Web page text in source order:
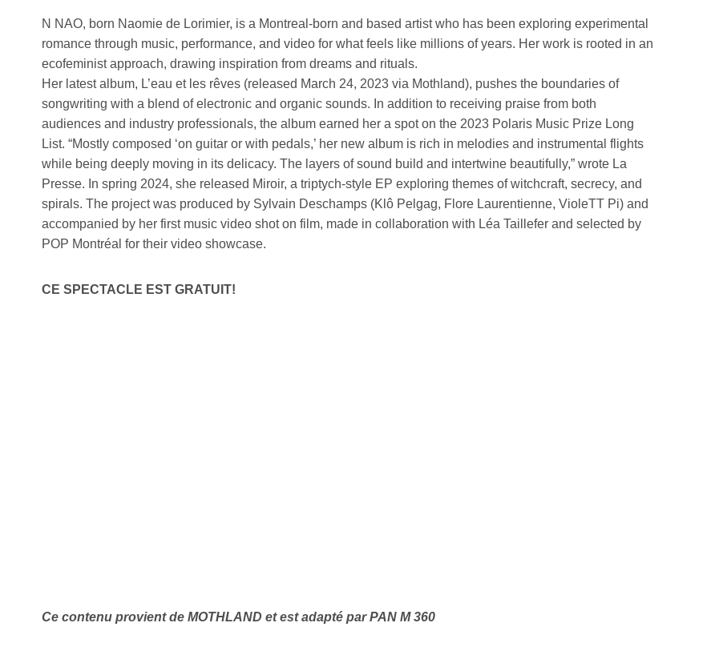
N NAO, born Naomie de Lorimier, is a Montreal-born and based artist who has been exploring experimental
romance through music, performance, and video for what feels like millions of years. Her work is rooted in an
ecofeminist approach, drawing inspiration from dreams and rituals.
Her latest album, L’eau et les rêves (released March 24, 2023 via Mothland), pushes the boundaries of
songwriting with a blend of electronic and organic sounds. In addition to receiving praise from both
audiences and industry professionals, the album earned her a spot on the 2023 Polaris Music Prize Long
List. “Mostly composed ‘on guitar or with pedals,’ her new album is rich in melodies and instrumental flights
while being deeply moving in its delicacy. The layers of sound build and intertwine beautifully,” wrote La
Presse. In spring 2024, she released Miroir, a triptych-style EP exploring themes of witchcraft, secrecy, and
spirals. The project was produced by Sylvain Deschamps (Klô Pelgag, Flore Laurentienne, VioleTT Pi) and
accompanied by her first music video shot on film, made in collaboration with Léa Taillefer and selected by
POP Montréal for their video showcase.
CE SPECTACLE EST GRATUIT!
Ce contenu provient de MOTHLAND et est adapté par PAN M 360
Infolettre